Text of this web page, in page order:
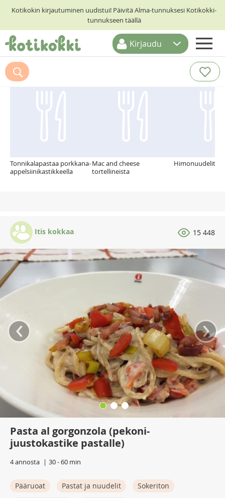
Kotikokin kirjautuminen uudistui! Päivitä Alma-tunnuksesi Kotikokki-
tunnukseen täällä
ETUSIVU
RESEPTIHAKU
Kirjaudu
Suosittelemme myös
Tonnikalapastaa porkkana-
appelsiinikastikkeella
Mac and cheese
tortellineista
Himonuudelit
Itis kokkaa 15 448
‹ ›
Pasta al gorgonzola (pekoni-
juustokastike pastalle)
4 annosta 30 - 60 min
Pääruoat Pastat ja nuudelit
Sokeriton